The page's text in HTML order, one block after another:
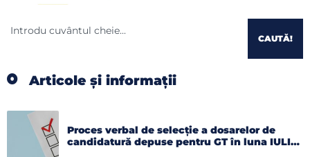
CAUTĂ!
Articole și informații
Proces verbal de selecție a dosarelor de
candidatură depuse pentru GT în luna IULIE